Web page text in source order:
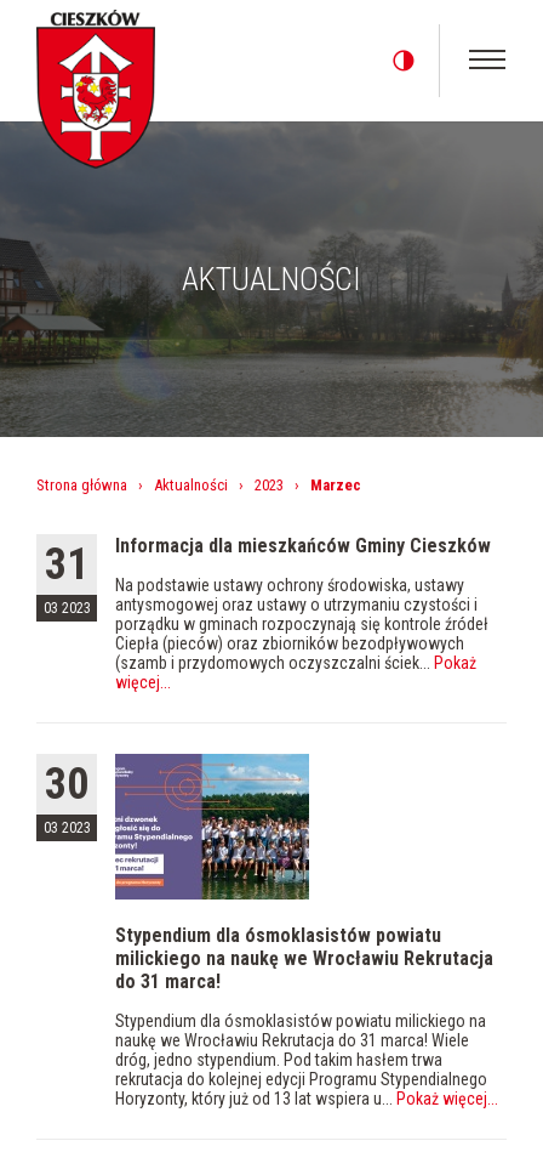
AKTUALNOŚCI
Strona główna › Aktualności › 2023 › Marzec
31
03 2023
Informacja dla mieszkańców Gminy Cieszków
Na podstawie ustawy ochrony środowiska, ustawy
antysmogowej oraz ustawy o utrzymaniu czystości i
porządku w gminach rozpoczynają się kontrole źródeł
Ciepła (pieców) oraz zbiorników bezodpływowych
(szamb i przydomowych oczyszczalni ściek...
Pokaż
więcej
30
03 2023
Stypendium dla ósmoklasistów powiatu
milickiego na naukę we Wrocławiu Rekrutacja
do 31 marca!
Stypendium dla ósmoklasistów powiatu milickiego na
naukę we Wrocławiu Rekrutacja do 31 marca! Wiele
dróg, jedno stypendium. Pod takim hasłem trwa
rekrutacja do kolejnej edycji Programu Stypendialnego
Horyzonty, który już od 13 lat wspiera u...
Pokaż więcej